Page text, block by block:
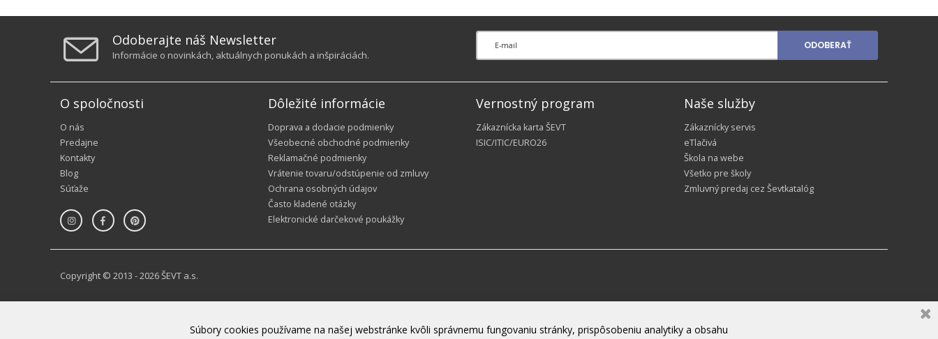
Odoberajte náš Newsletter
Informácie o novinkách, aktuálnych ponukách a inšpiráciách.
ODOBERAŤ
O spoločnosti
O nás
Predajne
Kontakty
Blog
Súťaže
Dôležité informácie
Doprava a dodacie podmienky
Všeobecné obchodné podmienky
Reklamačné podmienky
Vrátenie tovaru/odstúpenie od zmluvy
Ochrana osobných údajov
Často kladené otázky
Elektronické darčekové poukážky
Vernostný program
Zákaznícka karta ŠEVT
ISIC/ITIC/EURO26
Naše služby
Zákaznícky servis
eTlačivá
Škola na webe
Všetko pre školy
Zmluvný predaj cez Ševtkatalóg
Copyright © 2013 - 2026 ŠEVT a.s.
Súbory cookies používame na našej webstránke kvôli správnemu fungovaniu stránky, prispôsobeniu analytiky a obsahu